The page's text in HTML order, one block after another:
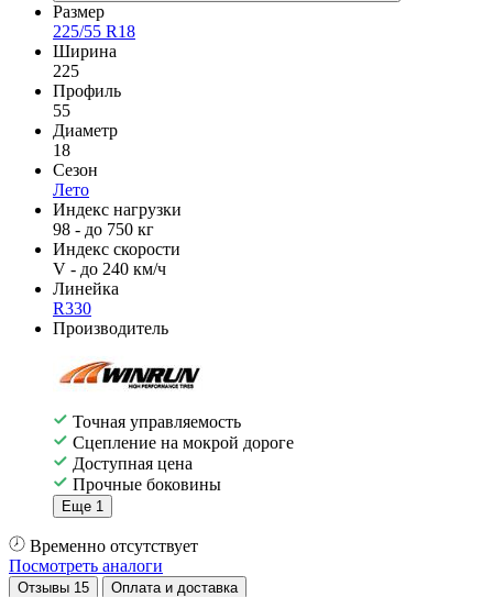
Размер
225/55 R18
Ширина
225
Профиль
55
Диаметр
18
Сезон
Лето
Индекс нагрузки
98 - до 750 кг
Индекс скорости
V - до 240 км/ч
Линейка
R330
Производитель
Точная управляемость
Сцепление на мокрой дороге
Доступная цена
Прочные боковины
Еще 1
Временно отсутствует
Посмотреть аналоги
Отзывы 15 Оплата и доставка